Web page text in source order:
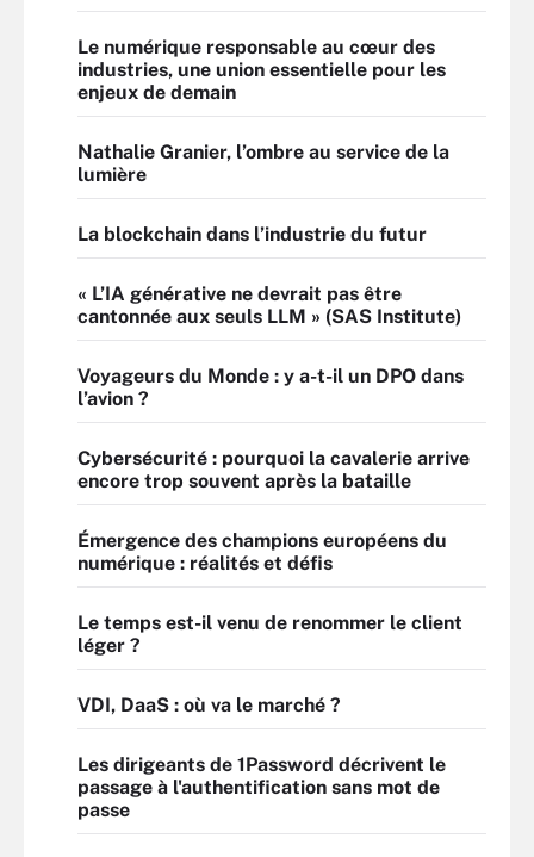
Le numérique responsable au cœur des
industries, une union essentielle pour les
enjeux de demain
Nathalie Granier, l’ombre au service de la
lumière
La blockchain dans l’industrie du futur
« L’IA générative ne devrait pas être
cantonnée aux seuls LLM » (SAS Institute)
Voyageurs du Monde : y a-t-il un DPO dans
l’avion ?
Cybersécurité : pourquoi la cavalerie arrive
encore trop souvent après la bataille
Émergence des champions européens du
numérique : réalités et défis
Le temps est-il venu de renommer le client
léger ?
VDI, DaaS : où va le marché ?
Les dirigeants de 1Password décrivent le
passage à l'authentification sans mot de
passe